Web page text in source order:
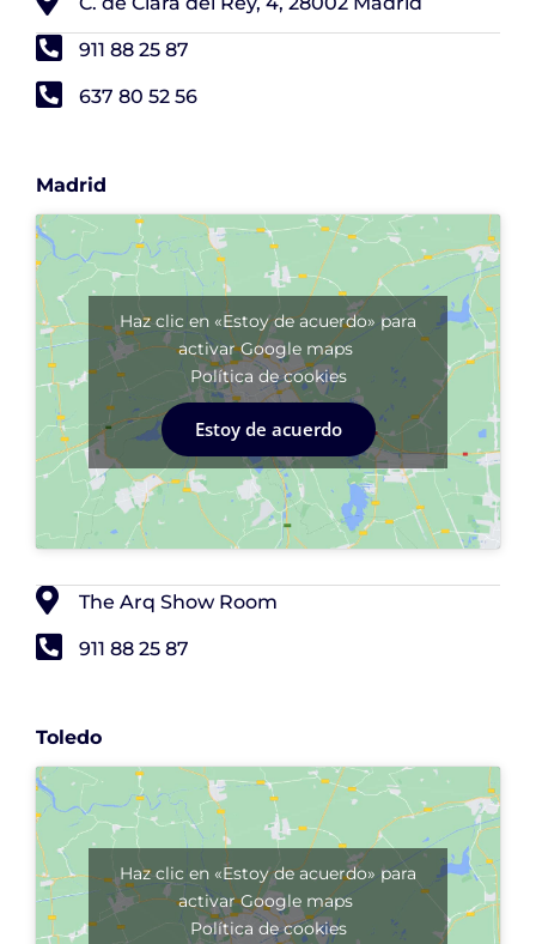
911 88 25 87
637 80 52 56
Madrid
Haz clic en «Estoy de acuerdo» para
activar Google maps
Política de cookies
Estoy de acuerdo
The Arq Show Room
911 88 25 87
Toledo
Haz clic en «Estoy de acuerdo» para
activar Google maps
Política de cookies